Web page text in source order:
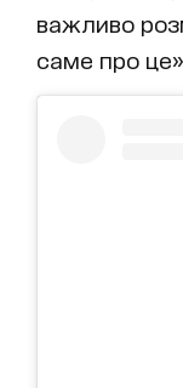
важливо
саме про